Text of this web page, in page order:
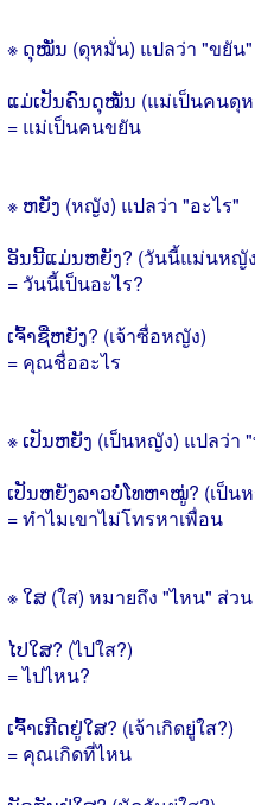
※ ດຸໝັ່ນ (ดุหมั่น) แปลว่า "ขยัน"
ແມ່ເປັນຄົນດຸໝັ່ນ (แม่เป็นคนดุ
= แม่เป็นคนขยัน
※ ຫຍັງ (หญัง) แปลว่า "อะไร"
ອັນນີ້ແມ່ນຫຍັງ? (วันนี้แม่นหญั
= วันนี้เป็นอะไร?
ເຈົ້າຊື່ຫຍັງ? (เจ้าซื่อหญัง)
= คุณชื่ออะไร
※ ເປັນຫຍັງ (เป็นหญัง) แปลว่า
ເປັນຫຍັງລາວບໍ່ໂທຫາໝູ່? (เป็น
= ทำไมเขาไม่โทรหาเพื่อน
※ ໃສ (ใส) หมายถึง "ไหน" ส่ว
ໄປໃສ? (ไปใส?)
= ไปไหน?
ເຈົ້ົ້າເກີດຢູ່ໃສ? (เจ้าเกิดยู่ใส?)
= คุณเกิดที่ไหน